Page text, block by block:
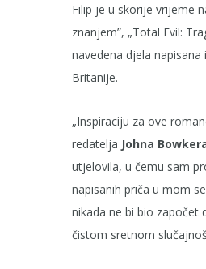
Filip je u skorije vrijeme
znanjem”, „Total Evil:
navedena djela
Britanije.
„Inspiraciju za ove
redatelja Johna
utjelovila, u čemu sam
napisanih priča u mom
nikada ne bi bio započet
čistom sretnom